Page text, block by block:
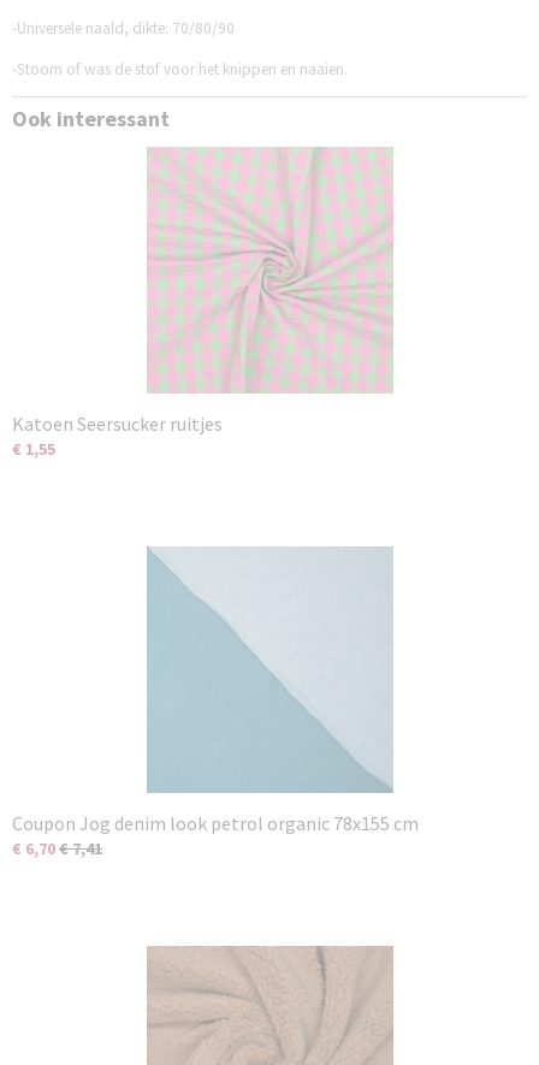
-Universele naald, dikte: 70/80/90
-Stoom of was de stof voor het knippen en naaien.
Ook interessant
Katoen Seersucker ruitjes
€ 1,55
Coupon Jog denim look petrol organic 78x155 cm
€ 6,70€ 7,41